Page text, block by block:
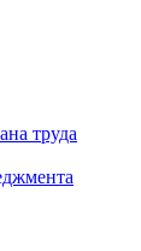
труда